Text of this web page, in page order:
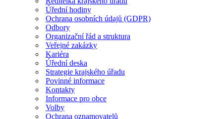
Úřední hodiny
Ochrana osobních údajů (GDPR)
Odbory
Organizační řád a struktura
Veřejné zakázky
Kariéra
Úřední deska
Strategie krajského úřadu
Povinné informace
Kontakty
Informace pro obce
Volby
Ochrana oznamovatelů